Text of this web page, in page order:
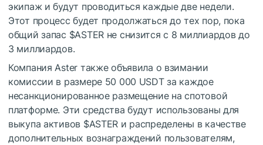
экипаж и будут проводиться каждые две недели.
Этот процесс будет продолжаться до тех пор, пока
общий запас $ASTERне снизится с 8 миллиардов до
3 миллиардов.
Компания Aster также объявила о взимании
комиссии в размере 50 000 USDT за каждое
несанкционированное размещение на спотовой
платформе. Эти средства будут использованы для
выкупа активов $ASTER и распределены в качестве
дополнительных вознаграждений пользователям,